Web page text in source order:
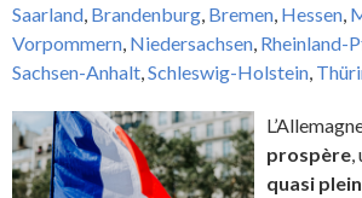
Saarland, Brandenburg, Bremen, Hessen,
Vorpommern, Niedersachsen, Rheinland-
Sachsen-Anhalt,Schleswig-Holstein,
prospère,
quasi